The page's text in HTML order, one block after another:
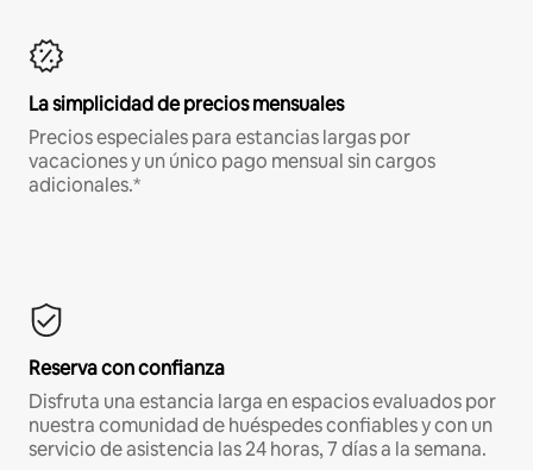
La simplicidad de precios mensuales
Precios especiales para estancias largas por
vacaciones y un único pago mensual sin cargos
adicionales.*
Reserva con confianza
Disfruta una estancia larga en espacios evaluados por
nuestra comunidad de huéspedes confiables y con un
servicio de asistencia las 24 horas, 7 días a la semana.